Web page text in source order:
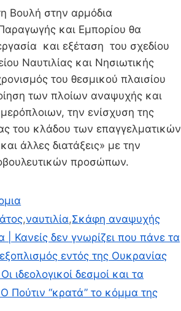
Βουλή στην αρμόδια
και Εμπορίου θα
και εξέταση του σχεδίου
Ναυτιλίας και Νησιωτικής
του θεσμικού πλαισίου
των πλοίων αναψυχής και
την ενίσχυση της
του κλάδου των επαγγελματικών
άλλες διατάξεις» με την
προσώπων.
,ναυτιλία,Σκάφη αναψυχής
| Κανείς δεν γνωρίζει που πάνε τα
εντός της Ουκρανίας
ιδεολογικοί δεσμοί και τα
Πούτιν “κρατά” το κόμμα της